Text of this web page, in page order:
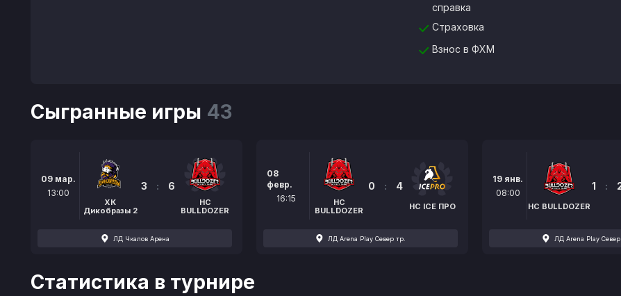
справка
Страховка
Взнос в ФХМ
Сыгранные игры 43
09 мар.
13:00
ХК
Дикобразы 2
3 : 6
HC
BULLDOZER
ЛД Чкалов Арена
08
февр.
16:15
HC
BULLDOZER
0 : 4
HC ICE ПРО
ЛД Arena Play Север тр.
19 янв.
08:00
HC BULLDOZER
1 :
ЛД Arena Play Север
Статистика в турнире